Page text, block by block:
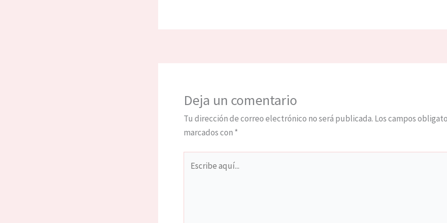
Deja un comentario
Tu dirección de correo electrónico no será publicada. Los campos
marcados con *
aquí...